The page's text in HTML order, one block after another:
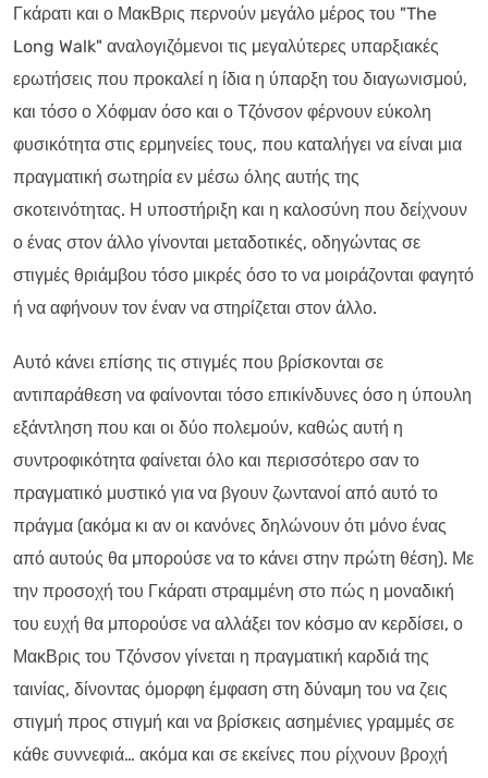
Γκάρατι και ο ΜακΒρις περνούν μεγάλο μέρος του "The
Long Walk" αναλογιζόμενοι τις μεγαλύτερες υπαρξιακές
ερωτήσεις που προκαλεί η ίδια η ύπαρξη του διαγωνισμού,
και τόσο ο Χόφμαν όσο και ο Τζόνσον φέρνουν εύκολη
φυσικότητα στις ερμηνείες τους, που καταλήγει να είναι μια
πραγματική σωτηρία εν μέσω όλης αυτής της
σκοτεινότητας. Η υποστήριξη και η καλοσύνη που δείχνουν
ο ένας στον άλλο γίνονται μεταδοτικές, οδηγώντας σε
στιγμές θριάμβου τόσο μικρές όσο το να μοιράζονται φαγητό
ή να αφήνουν τον έναν να στηρίζεται στον άλλο.
Αυτό κάνει επίσης τις στιγμές που βρίσκονται σε
αντιπαράθεση να φαίνονται τόσο επικίνδυνες όσο η ύπουλη
εξάντληση που και οι δύο πολεμούν, καθώς αυτή η
συντροφικότητα φαίνεται όλο και περισσότερο σαν το
πραγματικό μυστικό για να βγουν ζωντανοί από αυτό το
πράγμα (ακόμα κι αν οι κανόνες δηλώνουν ότι μόνο ένας
από αυτούς θα μπορούσε να το κάνει στην πρώτη θέση). Με
την προσοχή του Γκάρατι στραμμένη στο πώς η μοναδική
του ευχή θα μπορούσε να αλλάξει τον κόσμο αν κερδίσει, ο
ΜακΒρις του Τζόνσον γίνεται η πραγματική καρδιά της
ταινίας, δίνοντας όμορφη έμφαση στη δύναμη του να ζεις
στιγμή προς στιγμή και να βρίσκεις ασημένιες γραμμές σε
κάθε συννεφιά… ακόμα και σε εκείνες που ρίχνουν βροχή